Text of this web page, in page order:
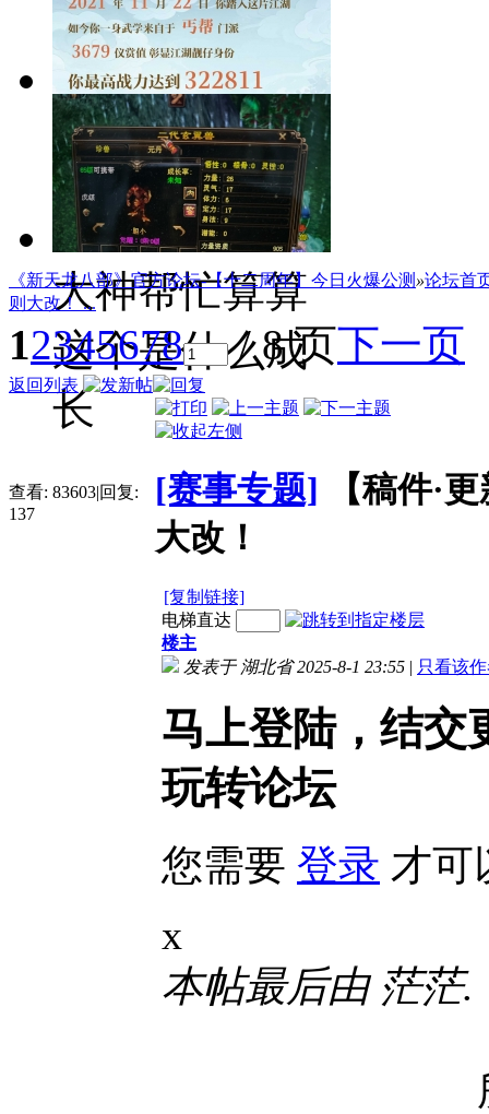
做到杀这么多
人
天龙故交，仗
剑江湖
大神帮忙算算
这个是什么成
长
《新天龙八部》官方论坛-【十二周年】今日火爆公测 »论坛首
则大改！ ...
12345678 / 8 页下一页
返回列表
查看: 83603|回复:
137
[赛事专题]
【稿件·
大改！
[复制链接]
电梯直达
楼主
发表于 湖北省 2025-8-1 23:55 | 只看该
马上登陆，结交
玩转论坛
您需要 登录 才可
x
本帖最后由 茫茫.